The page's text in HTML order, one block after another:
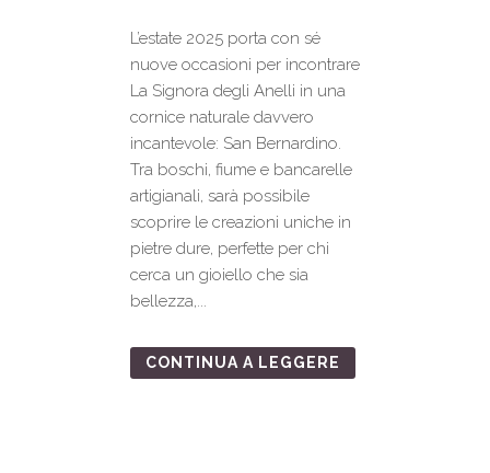
L’estate 2025 porta con sé
nuove occasioni per incontrare
La Signora degli Anelli in una
cornice naturale davvero
incantevole: San Bernardino.
Tra boschi, fiume e bancarelle
artigianali, sarà possibile
scoprire le creazioni uniche in
pietre dure, perfette per chi
cerca un gioiello che sia
bellezza,...
CONTINUA A LEGGERE